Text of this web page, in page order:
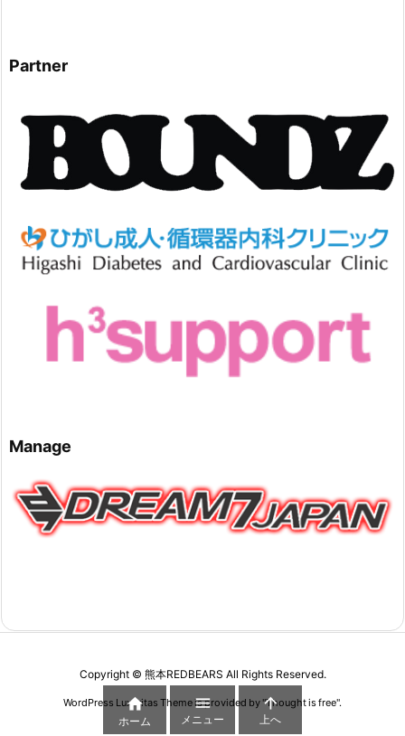
Partner
Manage
Copyright © 熊本REDBEARS All Rights Reserved.
WordPress Luxeritas Theme is provided by "Thought is free".

ホーム

メニュー

上へ